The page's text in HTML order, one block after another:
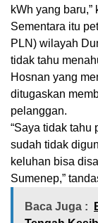
kWh yang baru,”
Sementara itu
PLN) wilayah
tidak tahu
Hosnan yang
ditugaskan
pelanggan.
“Saya tidak tahu
sudah tidak
keluhan bisa
Sumenep,”
Baca Juga :